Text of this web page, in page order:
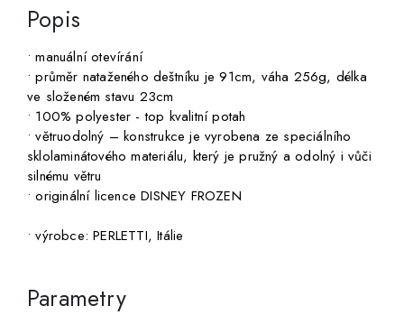
Popis
• manuální otevírání
• průměr nataženého deštníku je 91cm, váha 256g, délka
ve složeném stavu 23cm
• 100% polyester - top kvalitní potah
• větruodolný – konstrukce je vyrobena ze speciálního
sklolaminátového materiálu, který je pružný a odolný i vůči
silnému větru
• originální licence DISNEY FROZEN
• výrobce: PERLETTI, Itálie
Parametry